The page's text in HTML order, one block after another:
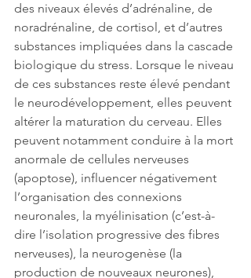
des niveaux élevés d’adrénaline, de
noradrénaline, de cortisol, et d’autres
substances impliquées dans la cascade
biologique du stress. Lorsque le niveau
de ces substances reste élevé pendant
le neurodéveloppement, elles peuvent
altérer la maturation du cerveau. Elles
peuvent notamment conduire à la mort
anormale de cellules nerveuses
(apoptose), influencer négativement
l’organisation des connexions
neuronales, la myélinisation (c’est-à-
dire l’isolation progressive des fibres
nerveuses), la neurogenèse (la
production de nouveaux neurones),